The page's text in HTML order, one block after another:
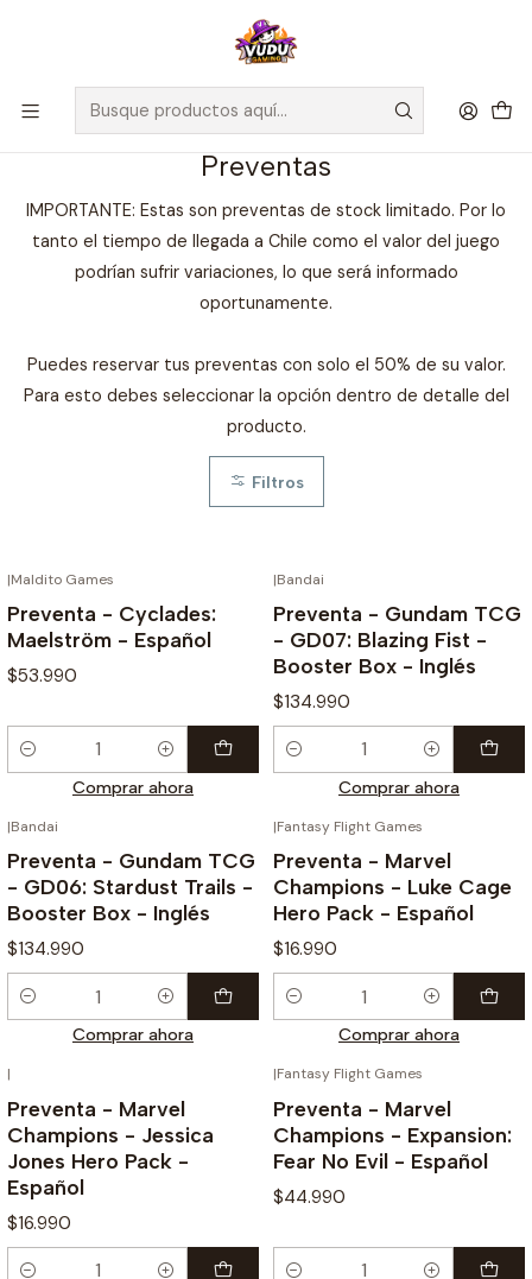
🚀 ¡Despachamos a todo Chile! Envío GRATIS a Regiones sobre
$100.000 y a RM sobre $35.000
Inicio Preventas
Preventas
IMPORTANTE: Estas son preventas de stock limitado. Por lo
tanto el tiempo de llegada a Chile como el valor del juego
podrían sufrir variaciones, lo que será informado
oportunamente.
Puedes reservar tus preventas con solo el 50% de su valor.
Para esto debes seleccionar la opción dentro de detalle del
producto.
Filtros
|Maldito Games
Preventa - Cyclades:
Maelström - Español
$53.990
Cantidad
Comprar ahora
|Bandai
Preventa - Gundam TCG
- GD07: Blazing Fist -
Booster Box - Inglés
$134.990
Cantidad
Comprar ahora
|Bandai
Preventa - Gundam TCG
- GD06: Stardust Trails -
Booster Box - Inglés
$134.990
Cantidad
Comprar ahora
¡PREVENTA!
|Fantasy Flight Games
Preventa - Marvel
Champions - Luke Cage
Hero Pack - Español
$16.990
Cantidad
Comprar ahora
|
Preventa - Marvel
Champions - Jessica
Jones Hero Pack -
Español
$16.990
¡PREVENTA!
|Fantasy Flight Games
Preventa - Marvel
Champions - Expansion:
Fear No Evil - Español
$44.990